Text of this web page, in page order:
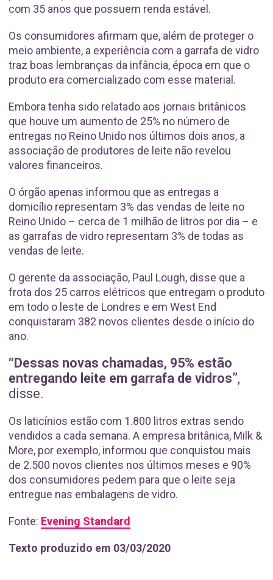
com 35 anos que possuem renda estável.
Os consumidores afirmam que, além de proteger o
meio ambiente, a experiência com a garrafa de vidro
traz boas lembranças da infância, época em que o
produto era comercializado com esse material.
Embora tenha sido relatado aos jornais britânicos
que houve um aumento de 25% no número de
entregas no Reino Unido nos últimos dois anos, a
associação de produtores de leite não revelou
valores financeiros.
O órgão apenas informou que as entregas a
domicílio representam 3% das vendas de leite no
Reino Unido – cerca de 1 milhão de litros por dia – e
as garrafas de vidro representam 3% de todas as
vendas de leite.
O gerente da associação, Paul Lough, disse que a
frota dos 25 carros elétricos que entregam o produto
em todo o leste de Londres e em West End
conquistaram 382 novos clientes desde o início do
ano.
“Dessas novas chamadas, 95% estão
entregando leite em garrafa de vidros”,
disse.
Os laticínios estão com 1.800 litros extras sendo
vendidos a cada semana. A empresa britânica, Milk &
More, por exemplo, informou que conquistou mais
de 2.500 novos clientes nos últimos meses e 90%
dos consumidores pedem para que o leite seja
entregue nas embalagens de vidro.
Fonte: Evening Standard
Texto produzido em 03/03/2020